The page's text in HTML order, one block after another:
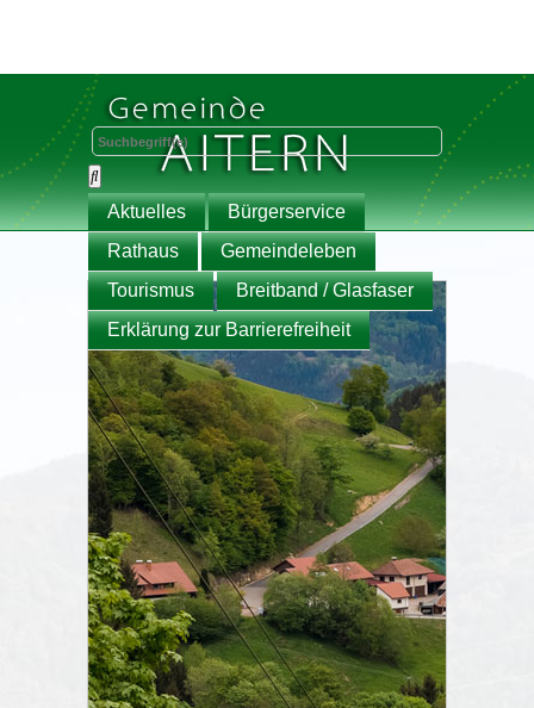
Aktuelles
Bürgerservice
Rathaus
Gemeindeleben
Tourismus
Breitband / Glasfaser
Erklärung zur Barrierefreiheit